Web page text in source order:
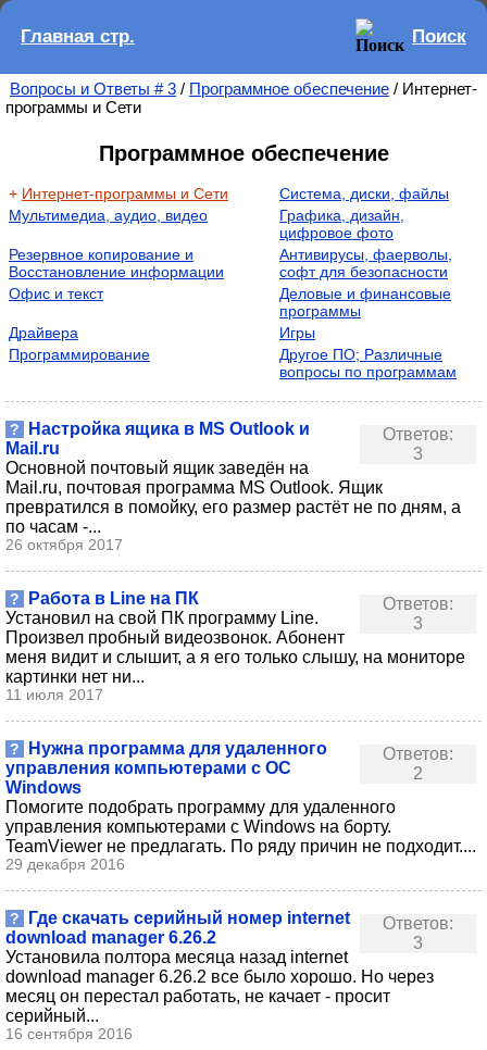
Главная стр. Поиск
Вопросы и Ответы # 3 / Программное обеспечение / Интернет-
программы и Сети
Программное обеспечение
+ Интернет-программы и Сети
Система, диски, файлы
Мультимедиа, аудио, видео
Графика, дизайн,
цифровое фото
Резервное копирование и
Восстановление информации
Антивирусы, фаерволы,
софт для безопасности
Офис и текст
Деловые и финансовые
программы
Драйвера
Игры
Программирование
Другое ПО; Различные
вопросы по программам
Ответов:
3
?
Настройка ящика в MS Outlook и
Mail.ru
Основной почтовый ящик заведён на
Mail.ru, почтовая программа MS Outlook. Ящик
превратился в помойку, его размер растёт не по дням, а
по часам -...
26 октября 2017
Ответов:
3
?
Работа в Line на ПК
Установил на свой ПК программу Line.
Произвел пробный видеозвонок. Абонент
меня видит и слышит, а я его только слышу, на мониторе
картинки нет ни...
11 июля 2017
Ответов:
2
?
Нужна программа для удаленного
управления компьютерами с ОС
Windows
Помогите подобрать программу для удаленного
управления компьютерами с Windows на борту.
TeamViewer не предлагать. По ряду причин не подходит....
29 декабря 2016
Ответов:
3
?
Где скачать серийный номер internet
download manager 6.26.2
Установила полтора месяца назад internet
download manager 6.26.2 все было хорошо. Но через
месяц он перестал работать, не качает - просит
серийный...
16 сентября 2016